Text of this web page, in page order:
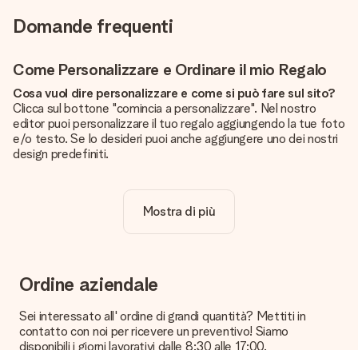
Domande frequenti
Come Personalizzare e Ordinare il mio Regalo
Cosa vuol dire personalizzare e come si può fare sul sito?
Clicca sul bottone "comincia a personalizzare". Nel nostro
editor puoi personalizzare il tuo regalo aggiungendo la tue foto
e/o testo. Se lo desideri puoi anche aggiungere uno dei nostri
design predefiniti.
Certo! Il prezzo mostrato include sempre la personalizzazione
Vogliamo assicurarci che tu sia completamente soddisfatto
del tuo regalo. Per questo è importante utilizzare foto di alta
nostro servizio clienti e includi la foto insieme al regalo che
vuoi ordinare. Potranno verificare la qualità per te!
Mostra di più
Ordine aziendale
Sei interessato all' ordine di grandi quantità? Mettiti in
contatto con noi per ricevere un preventivo! Siamo
disponibili i giorni lavorativi dalle 8:30 alle 17:00.